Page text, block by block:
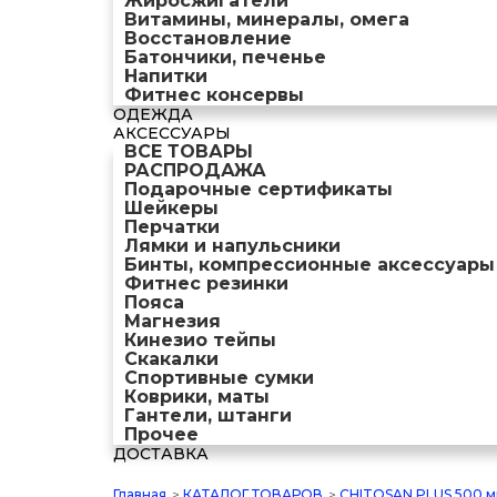
Витамины, минералы, омега
Восстановление
Батончики, печенье
Напитки
Фитнес консервы
ОДЕЖДА
АКСЕССУАРЫ
ВСЕ ТОВАРЫ
РАСПРОДАЖА
Подарочные сертификаты
Шейкеры
Перчатки
Лямки и напульсники
Бинты, компрессионные аксессуары
Фитнес резинки
Пояса
Магнезия
Кинезио тейпы
Скакалки
Спортивные сумки
Коврики, маты
Гантели, штанги
Прочее
ДОСТАВКА